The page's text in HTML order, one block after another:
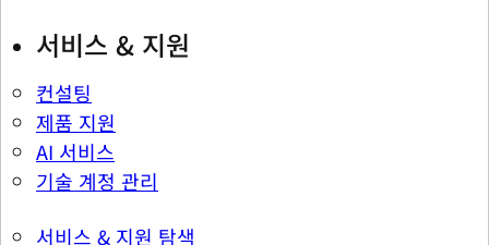
서비스 & 지원
컨설팅
제품 지원
AI 서비스
기술 계정 관리
서비스 & 지원 탐색